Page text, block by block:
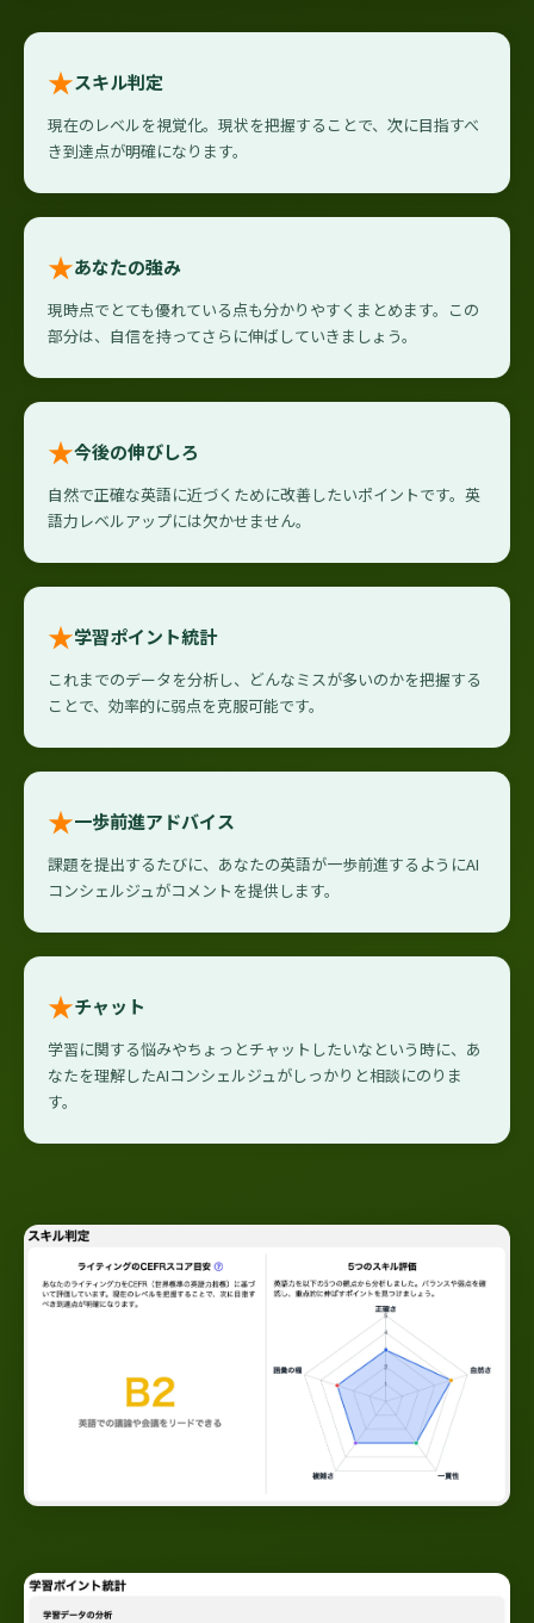
★スキル判定
現在のレベルを視覚化。現状を把握することで、次に目指すべ
き到達点が明確になります。
★あなたの強み
現時点でとても優れている点も分かりやすくまとめます。この
部分は、自信を持ってさらに伸ばしていきましょう。
★今後の伸びしろ
自然で正確な英語に近づくために改善したいポイントです。英
語力レベルアップには欠かせません。
★学習ポイント統計
これまでのデータを分析し、どんなミスが多いのかを把握する
ことで、効率的に弱点を克服可能です。
★一歩前進アドバイス
課題を提出するたびに、あなたの英語が一歩前進するようにAI
コンシェルジュがコメントを提供します。
★チャット
学習に関する悩みやちょっとチャットしたいなという時に、あ
なたを理解したAIコンシェルジュがしっかりと相談にのりま
す。